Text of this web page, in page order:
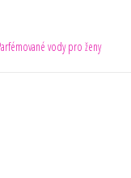
vody pro ženy